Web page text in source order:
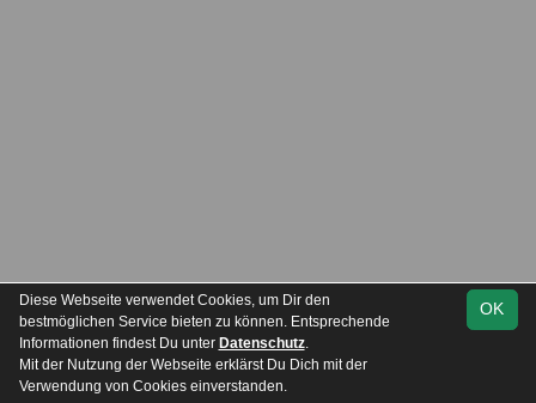
OK
Diese Webseite verwendet Cookies, um Dir den
bestmöglichen Service bieten zu können. Entsprechende
Informationen findest Du unter Datenschutz.
Mit der Nutzung der Webseite erklärst Du Dich mit der
Verwendung von Cookies einverstanden.